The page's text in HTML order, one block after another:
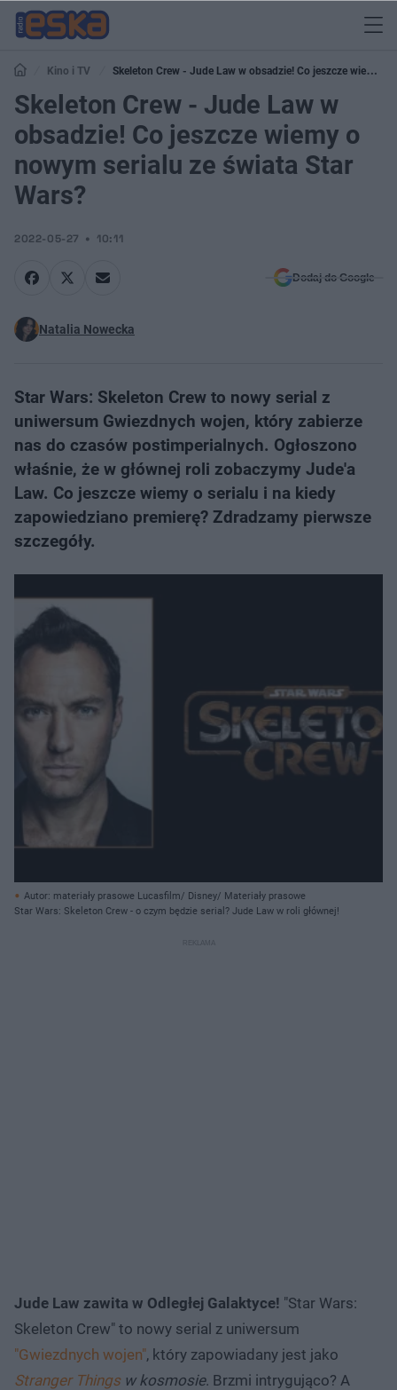
Kino i TV
Skeleton Crew - Jude Law w obsadzie! Co jeszcze wiemy o
nowym serialu ze świata Star Wars?
Skeleton Crew - Jude Law w
obsadzie! Co jeszcze wiemy o
nowym serialu ze świata Star
Wars?
2022-05-27 10:11
Dodaj do Google
Natalia Nowecka
Star Wars: Skeleton Crew to nowy serial z
uniwersum Gwiezdnych wojen, który zabierze
nas do czasów postimperialnych. Ogłoszono
właśnie, że w głównej roli zobaczymy Jude'a
Law. Co jeszcze wiemy o serialu i na kiedy
zapowiedziano premierę? Zdradzamy pierwsze
szczegóły.
Autor: materiały prasowe Lucasfilm/ Disney/ Materiały prasowe
Star Wars: Skeleton Crew - o czym będzie serial? Jude Law w roli głównej!
Jude Law zawita w Odległej Galaktyce! "Star Wars:
Skeleton Crew" to nowy serial z uniwersum
"Gwiezdnych wojen", który zapowiadany jest jako
Stranger Thingsw kosmosie. Brzmi intrygująco? A